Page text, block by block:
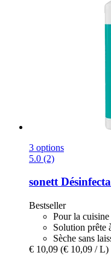
3 options
5.0 (2)
sonett
Bestseller
Pour la cuisine
Solution prête
Sèche sans
€ 10,09 (€ 10,09 / L)